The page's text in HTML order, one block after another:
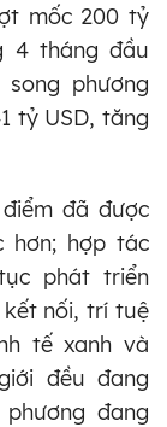
mốc 200 tỷ
4 tháng đầu
phương
tỷ USD, tăng
đã được
hơn; hợp tác
phát triển
kết nối, trí tuệ
tế xanh và
đều đang
đang